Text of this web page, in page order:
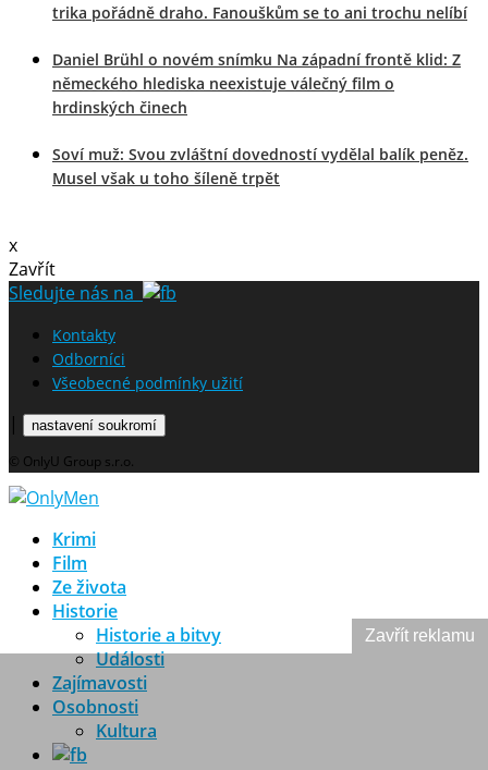
trika pořádně draho. Fanouškům se to ani trochu nelíbí
Daniel Brühl o novém snímku Na západní frontě klid: Z
německého hlediska neexistuje válečný film o
hrdinských činech
Soví muž: Svou zvláštní dovedností vydělal balík peněz.
Musel však u toho šíleně trpět
x
Zavřít
Sledujte nás na
Kontakty
Odborníci
Všeobecné podmínky užití
| nastavení soukromí
© OnlyU Group s.r.o.
Krimi
Film
Ze života
Historie
Historie a bitvy
Události
Zajímavosti
Osobnosti
Kultura
Zavřít reklamu